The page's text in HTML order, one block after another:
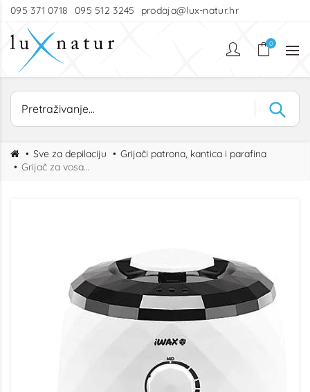
095 371 0718 095 512 3245 prodaja@lux-natur.hr
0
Sve za depilaciju
Grijači patrona, kantica i parafina
Grijač za vosak DIAMOND white